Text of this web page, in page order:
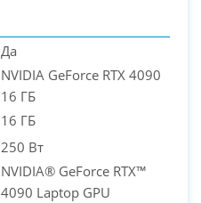
Да
NVIDIA GeForce RTX 4090
16 ГБ
16 ГБ
250 Вт
NVIDIA® GeForce RTX™
4090 Laptop GPU